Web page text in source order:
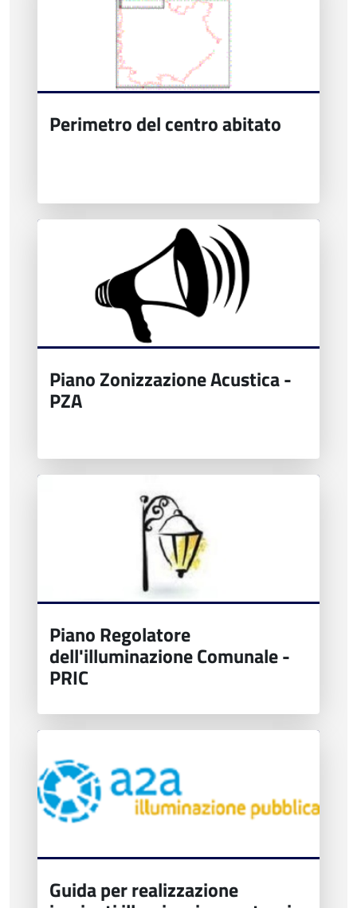
Perimetro del centro abitato
Piano Zonizzazione Acustica -
PZA
Piano Regolatore
dell'illuminazione Comunale -
PRIC
Guida per realizzazione